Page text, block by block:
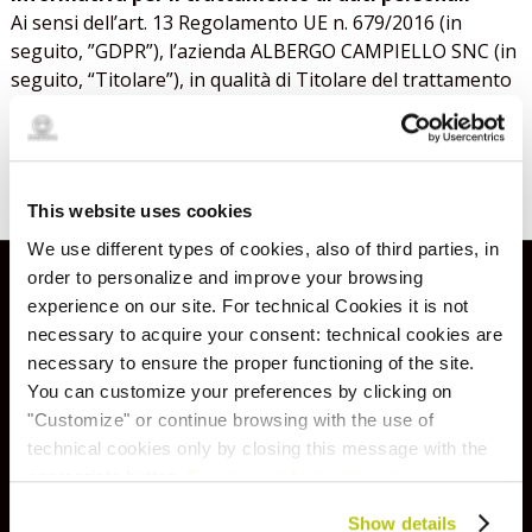
This website uses cookies
We use different types of cookies, also of third parties, in
order to personalize and improve your browsing
experience on our site. For technical Cookies it is not
necessary to acquire your consent: technical cookies are
necessary to ensure the proper functioning of the site.
You can customize your preferences by clicking on
"Customize" or continue browsing with the use of
technical cookies only by closing this message with the
appropriate button.For more information you can
Show details
Ai sensi dell’art. 13 Regolamento UE n. 679/2016 (in
seguito, ”GDPR”), l’azienda ALBERGO CAMPIELLO SNC (in
seguito, “Titolare”), in qualità di Titolare del trattamento
dei Dati personali da Lei forniti in qualità di Interessato in
relazione all'instaurazione e l'esecuzione dei rapporti
contrattuali in corso, La informa che:
Il trattamento dei dati sarà improntato ai principi di
correttezza, liceità, trasparenza ed alla tutela della
riservatezza, del diritto all’identità personale ed alla
protezione dei dati. Il trattamento avverrà tramite
strumenti elettronici e cartacei e sarà affidato ai
responsabili e agli incaricati, secondo le modalità di
legge, con l’impiego di misure di sicurezza atte a
garantire la riservatezza del soggetto cui i dati si
riferiscono e ad evitare l’indebito accesso.
Acconsento al trattamento dei dati personali*
Servizi
FREE WIFI
RECEPTION H24